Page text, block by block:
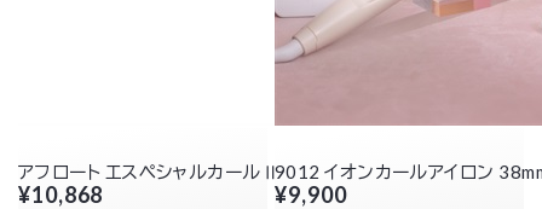
アフロート エスペシャルカールⅡ 38mm
¥10,868
9012 イオンカールアイロン
¥9,900